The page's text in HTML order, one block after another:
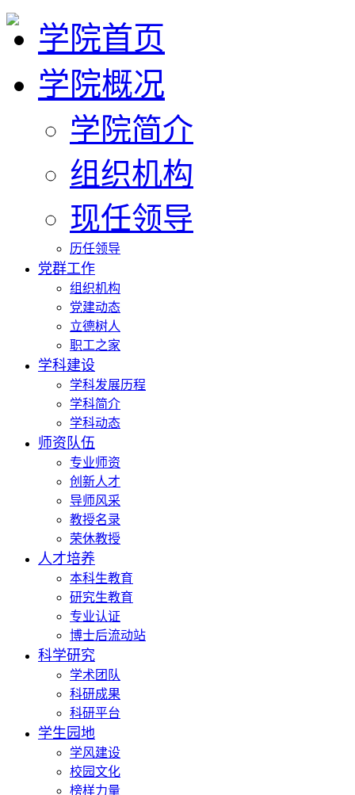
学院首页
学院概况
学院简介
组织机构
现任领导
历任领导
党群工作
组织机构
党建动态
立德树人
职工之家
学科建设
学科发展历程
学科简介
学科动态
师资队伍
专业师资
创新人才
导师风采
教授名录
荣休教授
人才培养
本科生教育
研究生教育
专业认证
博士后流动站
科学研究
学术团队
科研成果
科研平台
学生园地
学风建设
校园文化
榜样力量